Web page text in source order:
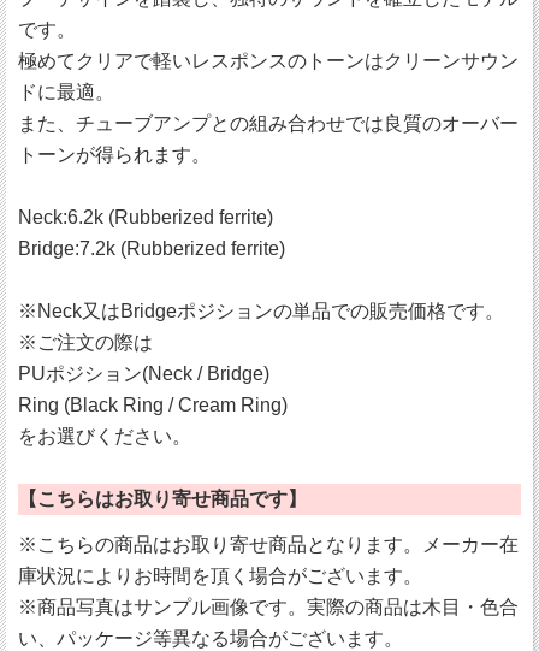
です。
極めてクリアで軽いレスポンスのトーンはクリーンサウン
ドに最適。
また、チューブアンプとの組み合わせでは良質のオーバー
トーンが得られます。
Neck:6.2k (Rubberized ferrite)
Bridge:7.2k (Rubberized ferrite)
※Neck又はBridgeポジションの単品での販売価格です。
※ご注文の際は
PUポジション(Neck / Bridge)
Ring (Black Ring / Cream Ring)
をお選びください。
【こちらはお取り寄せ商品です】
※こちらの商品はお取り寄せ商品となります。メーカー在
庫状況によりお時間を頂く場合がございます。
※商品写真はサンプル画像です。実際の商品は木目・色合
い、パッケージ等異なる場合がございます。